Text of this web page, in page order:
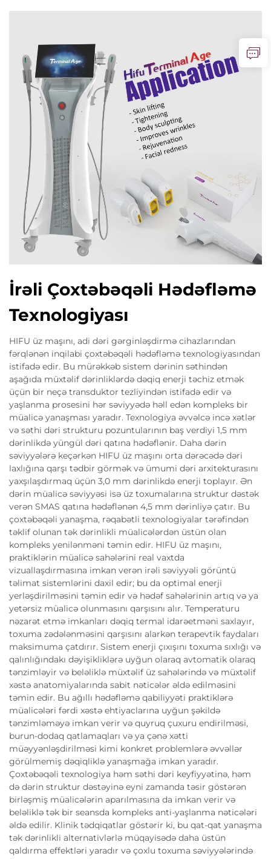
İrəli Çoxtəbəqəli Hədəfləmə
Texnologiyası
HIFU üz maşını, adi dəri gərginləşdirmə cihazlarından
fərqlənən inqilabi çoxtəbəqəli hədəfləmə texnologiyasından
istifadə edir. Bu mürəkkəb sistem dərinin səthindən
aşağıda müxtəlif dərinliklərdə dəqiq enerji təchiz etmək
üçün bir neçə transduktor tezliyindən istifadə edir və
yaşlanma prosesini hər səviyyədə həll edən kompleks bir
müalicə yanaşması yaradır. Texnologiya əvvəlcə incə xətlər
və səthi dəri strukturu pozuntularının baş verdiyi 1,5 mm
dərinlikdə yüngül dəri qatına hədəflənir. Daha dərin
səviyyələrə keçərkən HIFU üz maşını orta dərəcədə dəri
laxlığına qarşı tədbir görmək və ümumi dəri arxitekturasını
yaxşılaşdırmaq üçün 3,0 mm dərinlikdə enerji toplayır. Ən
dərin müalicə səviyyəsi isə üz toxumalarına struktur dəstək
verən SMAS qatına hədəflənən 4,5 mm dərinliyə çatır. Bu
çoxtəbəqəli yanaşma, rəqabətli texnologiyalar tərəfindən
təklif olunan tək dərinlikli müalicələrdən üstün olan
kompleks yenilənməni təmin edir. HIFU üz maşını,
praktiklərin müalicə sahələrini real vaxtda
vizuallaşdırmasına imkan verən irəli səviyyəli görüntü
təlimat sistemlərini daxil edir; bu da optimal enerji
yerləşdirilməsini təmin edir və hədəf sahələrinin artıq və ya
yetərsiz müalicə olunmasını qarşısını alır. Temperaturu
nəzarət etmə imkanları dəqiq termal idarəetməni saxlayır,
toxuma zədələnməsini qarşısını alarkən terapevtik faydaları
maksimuma çatdırır. Sistem enerji çıxışını toxuma sıxlığı və
qalınlığındakı dəyişikliklərə uyğun olaraq avtomatik olaraq
tənzimləyir və beləliklə müxtəlif üz sahələrində və müxtəlif
xəstə anatomiyalarında sabit nəticələr əldə edilməsini
təmin edir. Bu ağıllı hədəfləmə qabiliyyəti praktiklərə
müalicələri fərdi xəstə ehtiyaclarına uyğun şəkildə
tənzimləməyə imkan verir və quyruq çuxuru endirilməsi,
burun-dodaq qatlamaqları və ya çənə xətti
müəyyənləşdirilməsi kimi konkret problemlərə əvvəllər
görülmemiş dəqiqliklə yanaşmağa imkan yaradır.
Çoxtəbəqəli texnologiya həm səthi dəri keyfiyyətinə, həm
də dərin struktur dəstəyinə eyni zamanda təsir göstərən
birləşmiş müalicələrin aparılmasına da imkan verir və
beləliklə tək bir seansda kompleks anti-yaşlanma nəticələri
əldə edilir. Klinik tədqiqatlar göstərir ki, bu qat-qat yanaşma
tək dərinlikli alternativlərlə müqayisədə daha üstün
qaldırma effektləri yaradır və çoxlu toxuma səviyyələrində